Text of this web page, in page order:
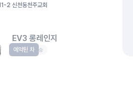
2 신천동천주교회
EV3 롱레인지
EV 5인승
예약된 차